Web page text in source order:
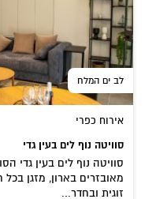
לב ים המלח
אירוח כפרי
סוויטה נוף לים בעין גדי
סוויטה נוף לים בעין גדי
מאובזרים בארון, מזגן
זוגית ובחדר...